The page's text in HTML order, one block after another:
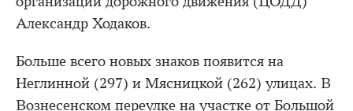
Александр Ходаков.
Больше всего новых знаков появится на
Неглинной (297) и Мясницкой (262) улицах. В
Вознесенском переулке на участке от Большой